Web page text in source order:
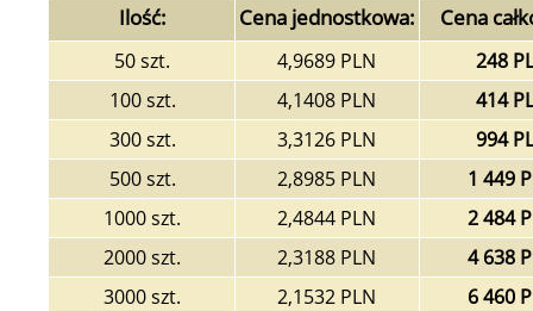
Ilość: Cena jednostkowa: Cena
50 szt. 4,9689 PLN
248
100 szt.
4,1408 PLN
414
300 szt.
3,3126 PLN
994
500 szt.
2,8985 PLN
1 449
1000 szt.
2,4844 PLN
2 484
2000 szt.
2,3188 PLN
4 638
3000 szt.
2,1532 PLN
6 460